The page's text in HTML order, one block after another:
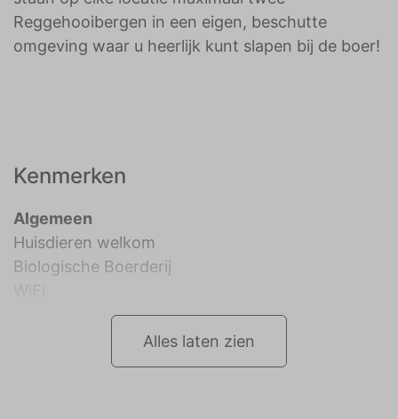
Reggehooibergen in een eigen, beschutte
omgeving waar u heerlijk kunt slapen bij de boer!
Kenmerken
Algemeen
Huisdieren welkom
Biologische Boerderij
Alles laten zien